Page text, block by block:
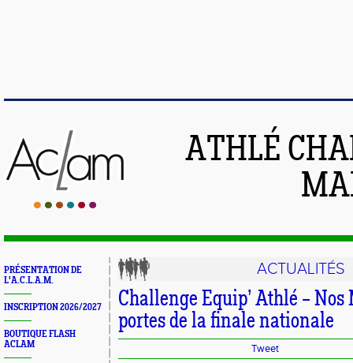
ATHLÉ
PRÉSENTATION DE
L'A.C.L.A.M.
INSCRIPTION 2026/2027
BOUTIQUE FLASH
ACLAM
ACTUALITÉS
Challenge Equip’ Athlé –
portes de la finale nationale
Tweet